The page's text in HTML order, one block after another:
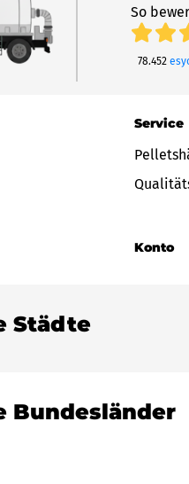
So
78.452
Service
Konto
Städte
Bundesländer